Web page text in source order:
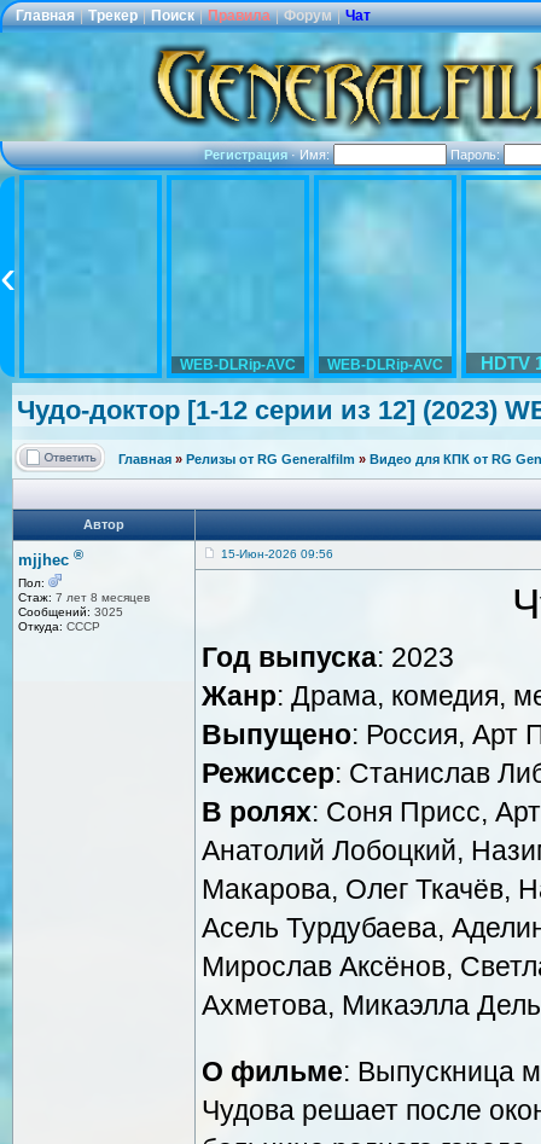
Главная | Трекер | Поиск | Правила | Форум | Чат
Регистрация·Имя: Пароль:
WEB-DLRip-AVC WEB-DLRip-AVC HDTV
Чудо-доктор [1-12 серии из 12] (2023)
Главная » Релизы от RG Generalfilm » Видео для КПК от RG
Автор
mjjhec ®
Пол:
Стаж: 7 лет 8 месяцев
Сообщений: 3025
Откуда: СССР
15-Июн-2026 09:56
Год выпуска: 2023
Жанр: Драма, комедия,
Выпущено: Россия, Арт
Режиссер: Станислав
В ролях: Соня Присс,
Анатолий Лобоцкий,
Макарова, Олег Ткачёв,
Асель Турдубаева,
Мирослав Аксёнов,
Ахметова, Микаэлла
О фильме: Выпускница
Чудова решает после